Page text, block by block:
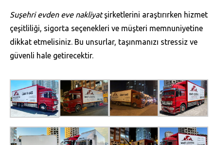
Suşehri evden eve nakliyatşirketlerini araştırırken hizmet
çeşitliliği, sigorta seçenekleri ve müşteri memnuniyetine
dikkat etmelisiniz. Bu unsurlar, taşınmanızı stressiz ve
güvenli hale getirecektir.